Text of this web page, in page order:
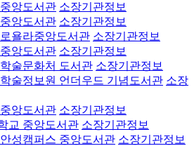
앙도서관 소장기관정보
앙도서관 소장기관정보
욜라중앙도서관 소장기관정보
앙도서관 소장기관정보
술문화처 도서관 소장기관정보
술정보원 언더우드 기념도서관 소장
앙도서관 소장기관정보
교 중앙도서관 소장기관정보
성캠퍼스 중앙도서관 소장기관정보